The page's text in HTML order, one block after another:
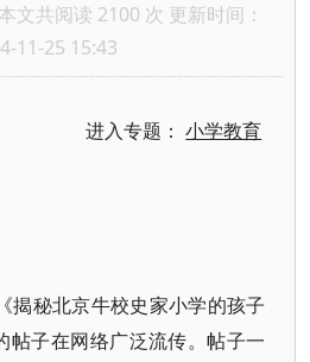
文共阅读 2100 次 更新时间：
11-25 15:43
进入专题：小学教育
揭秘北京牛校史家小学的孩子
帖子在网络广泛流传。帖子一